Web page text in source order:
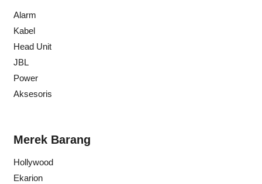
Alarm
Kabel
Head Unit
JBL
Power
Aksesoris
Merek Barang
Hollywood
Ekarion